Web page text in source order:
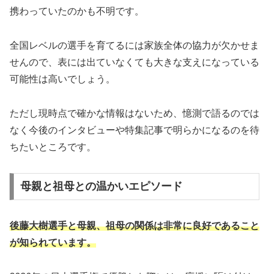
携わっていたのかも不明です。
全国レベルの選手を育てるには家族全体の協力が欠かせま
せんので、表には出ていなくても大きな支えになっている
可能性は高いでしょう。
ただし現時点で確かな情報はないため、憶測で語るのでは
なく今後のインタビューや特集記事で明らかになるのを待
ちたいところです。
母親と祖母との温かいエピソード
後藤大樹選手と母親、祖母の関係は非常に良好であること
が知られています。